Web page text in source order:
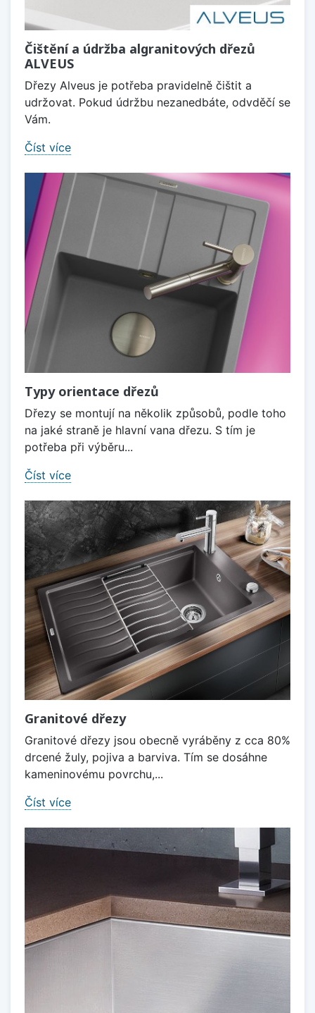
Čištění a údržba algranitových dřezů
ALVEUS
Dřezy Alveus je potřeba pravidelně čištit a
udržovat. Pokud údržbu nezanedbáte, odvděčí se
Vám.
Číst více
Typy orientace dřezů
Dřezy se montují na několik způsobů, podle toho
na jaké straně je hlavní vana dřezu. S tím je
potřeba při výběru...
Číst více
Granitové dřezy
Granitové dřezy jsou obecně vyráběny z cca 80%
drcené žuly, pojiva a barviva. Tím se dosáhne
kameninovému povrchu,...
Číst více